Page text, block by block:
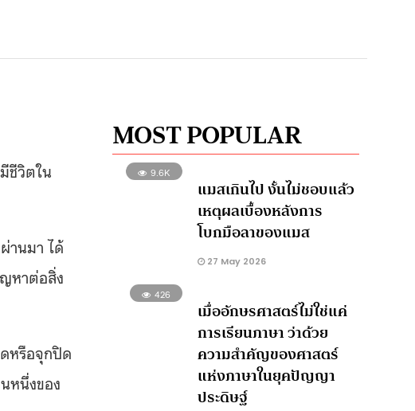
ชีวิตใน
านมา ได้
หาต่อสิ่ง
หรือจุกปิด
หนึ่งของ
MOST POPULAR
9.6K
แมสเกินไป งั้นไม่ชอบแล้ว
เหตุผลเบื้องหลังการ
โบกมือลาของแมส
27 May 2026
426
เมื่ออักษรศาสตร์ไม่ใช่แค่
การเรียนภาษา ว่าด้วย
ความสำคัญของศาสตร์
แห่งภาษาในยุคปัญญา
ประดิษฐ์